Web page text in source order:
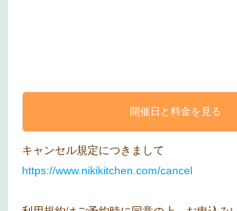
開催日と料金を見る
キャンセル規定につきまして
https://www.nikikitchen.com/cancel